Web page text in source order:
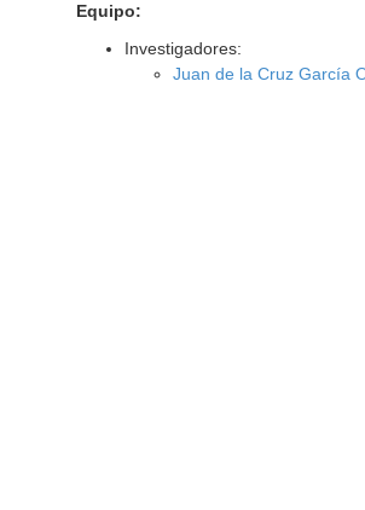
Equipo:
Investigadores:
Juan de la Cruz García